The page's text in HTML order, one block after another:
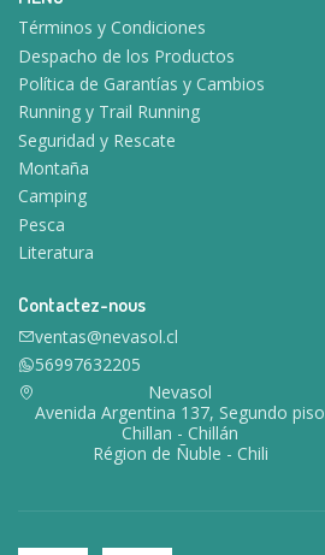
Términos y Condiciones
Despacho de los Productos
Política de Garantías y Cambios
Running y Trail Running
Seguridad y Rescate
Montaña
Camping
Pesca
Literatura
Contactez-nous
ventas@nevasol.cl
56997632205
Nevasol
Avenida Argentina 137, Segundo piso
Chillan - Chillán
Région de Ñuble - Chili